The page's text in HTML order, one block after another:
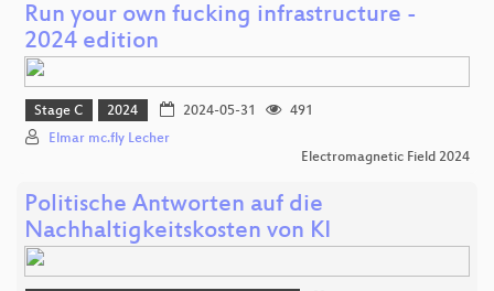
Run your own fucking infrastructure -
2024 edition
Stage C 2024 2024-05-31
491
Elmar mc.fly Lecher
Electromagnetic Field 2024
Politische Antworten auf die
Nachhaltigkeitskosten von KI